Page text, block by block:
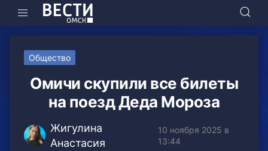
Общество
Омичи скупили все билеты
на поезд Деда Мороза
Жигулина
Анастасия
10 ноября 2025 в
13:44